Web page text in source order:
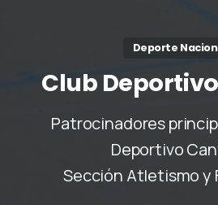
Deporte
Club Deportivo
Patrocinadores
Deportivo
Sección Atletismo y